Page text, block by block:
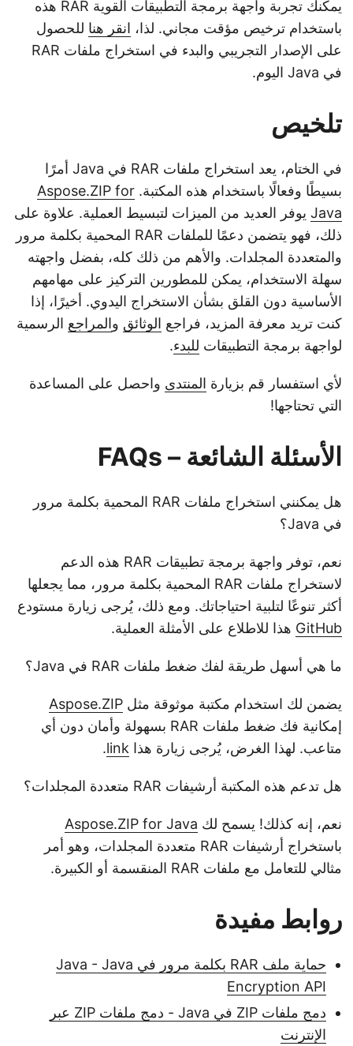
يمكنك تجربة واجهة برمجة التطبيقات القوية RAR هذه
باستخدام ترخيص مؤقت مجاني. لذا،انقر هناللحصول
على الإصدار التجريبي والبدء في استخراج ملفات RAR
في Java اليوم.
تلخيص
في الختام، يعد استخراج ملفات RAR في Java أمرًا
بسيطًا وفعالًا باستخدام هذه المكتبة.Aspose.ZIP for
Javaيوفر العديد من الميزات لتبسيط العملية. علاوة على
ذلك، فهو يتضمن دعمًا للملفات RAR المحمية بكلمة مرور
والمتعددة المجلدات. والأهم من ذلك كله، بفضل واجهته
سهلة الاستخدام، يمكن للمطورين التركيز على مهامهم
الأساسية دون القلق بشأن الاستخراج اليدوي. أخيرًا، إذا
كنت تريد معرفة المزيد، فراجعالوثائقو المراجعالرسمية
لواجهة برمجة التطبيقاتللبدء.
لأي استفسار قم بزيارةالمنتدىواحصل على المساعدة
التي تحتاجها!
الأسئلة الشائعة – FAQs
هل يمكنني استخراج ملفات RAR المحمية بكلمة مرور
في Java؟
نعم، توفر واجهة برمجة تطبيقات RAR هذه الدعم
لاستخراج ملفات RAR المحمية بكلمة مرور، مما يجعلها
أكثر تنوعًا لتلبية احتياجاتك. ومع ذلك، يُرجى زيارة مستودع
GitHubهذا للاطلاع على الأمثلة العملية.
ما هي أسهل طريقة لفك ضغط ملفات RAR في Java؟
يضمن لك استخدام مكتبة موثوقة مثل Aspose.ZIP
إمكانية فك ضغط ملفات RAR بسهولة وأمان دون أي
متاعب. لهذا الغرض، يُرجى زيارة هذاlink
.
هل تدعم هذه المكتبة أرشيفات RAR متعددة المجلدات؟
نعم، إنه كذلك! يسمح لكAspose.ZIP for Java
باستخراج أرشيفات RAR متعددة المجلدات، وهو أمر
مثالي للتعامل مع ملفات RAR المنقسمة أو الكبيرة.
روابط مفيدة
حماية ملف RAR بكلمة مرور في Java - Java
Encryption API
دمج ملفات ZIP في Java - دمج ملفات ZIP عبر
الإنترنت